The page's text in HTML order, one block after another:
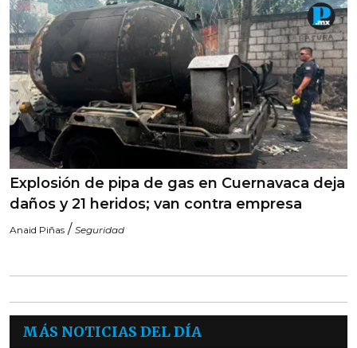
Explosión de pipa de gas en Cuernavaca deja
daños y 21 heridos; van contra empresa
Anaid Piñas / Seguridad
MÁS NOTICIAS DEL DÍA